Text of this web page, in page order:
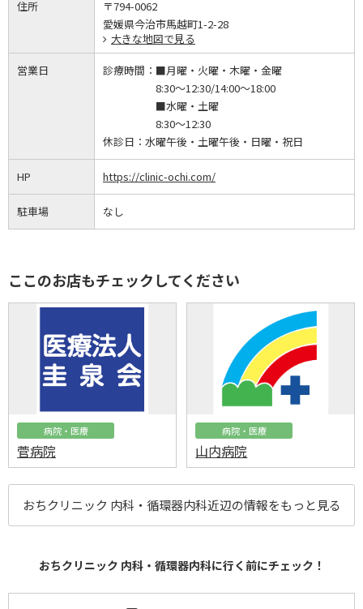
住所
〒794-0062
愛媛県今治市馬越町1-2-28
大きな地図で見る
営業日 診療時間： ■月曜・火曜・木曜・金曜
8:30～12:30/14:00～18:00
■水曜・土曜
8:30～12:30
休診日： 水曜午後・土曜午後・日曜・祝日
HP https://clinic-ochi.com/
駐車場 なし
ここのお店もチェックしてください
病院・医療
菅病院
病院・医療
山内病院
おちクリニック 内科・循環器内科近辺の情報をもっと見る
おちクリニック 内科・循環器内科に行く前にチェック！